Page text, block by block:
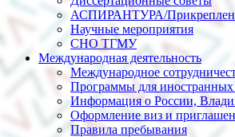
АСПИРАНТУРА/
Научные мероприятия
СНО ТГМУ
Международная деятельность
Международное
Программы для иностранных
Информация о России,
Оформление виз и
Правила пребывания